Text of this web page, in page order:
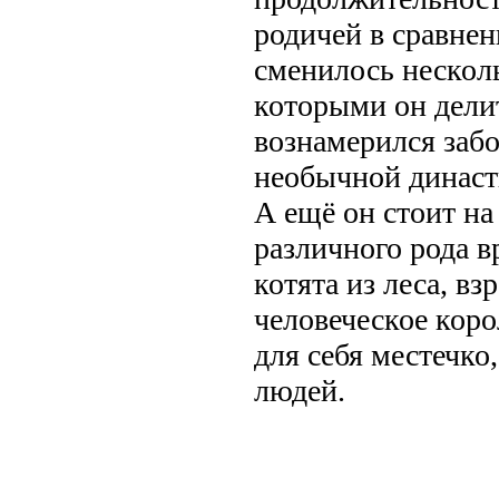
родичей в
сменилось
которыми он
вознамерился
необычной
А ещё он стоит на
различного рода
котята из леса,
человеческое
для себя
людей.